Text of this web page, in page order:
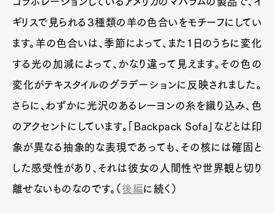
Contact
Pen Meet
Pen international Pen tw
ギリスで見られる３種類の羊の色合いをモチーフにしてい
ます。羊の色合いは、季節によって、また１日のうちに変化
する光の加減によって、かなり違って見えます。その色の
変化がテキスタイルのグラデーションに反映されました。
さらに、わずかに光沢のあるレーヨンの糸を織り込み、色
のアクセントにしています。「Backpack Sofa」などとは印
象が異なる抽象的な表現であっても、その核には確固と
した感受性があり、それは彼女の人間性や世界観と切り
離せないものなのです。（ 後編に続く）